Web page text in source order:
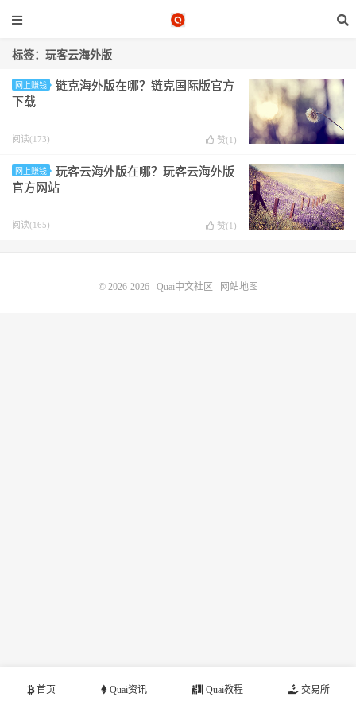
标签：玩客云海外版
网上赚钱
链克海外版在哪？链克国际版官方
下载
阅读(173) 赞(1 )
网上赚钱
玩客云海外版在哪？玩客云海外版
官方网站
阅读(165) 赞(1 )
首页 Quai资讯 Quai教程 交易所
© 2026-2026 Quai中文社区 网站地图